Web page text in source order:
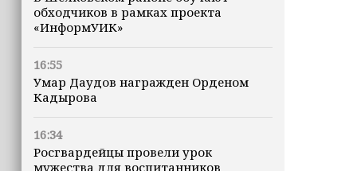
обходчиков в рамках проекта
«ИнформУИК»
16:55
Умар Даудов награжден Орденом
Кадырова
16:34
Росгвардейцы провели урок
мужества для воспитанников